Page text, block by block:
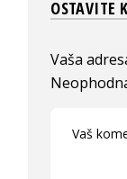
OSTAVITE
Vaša